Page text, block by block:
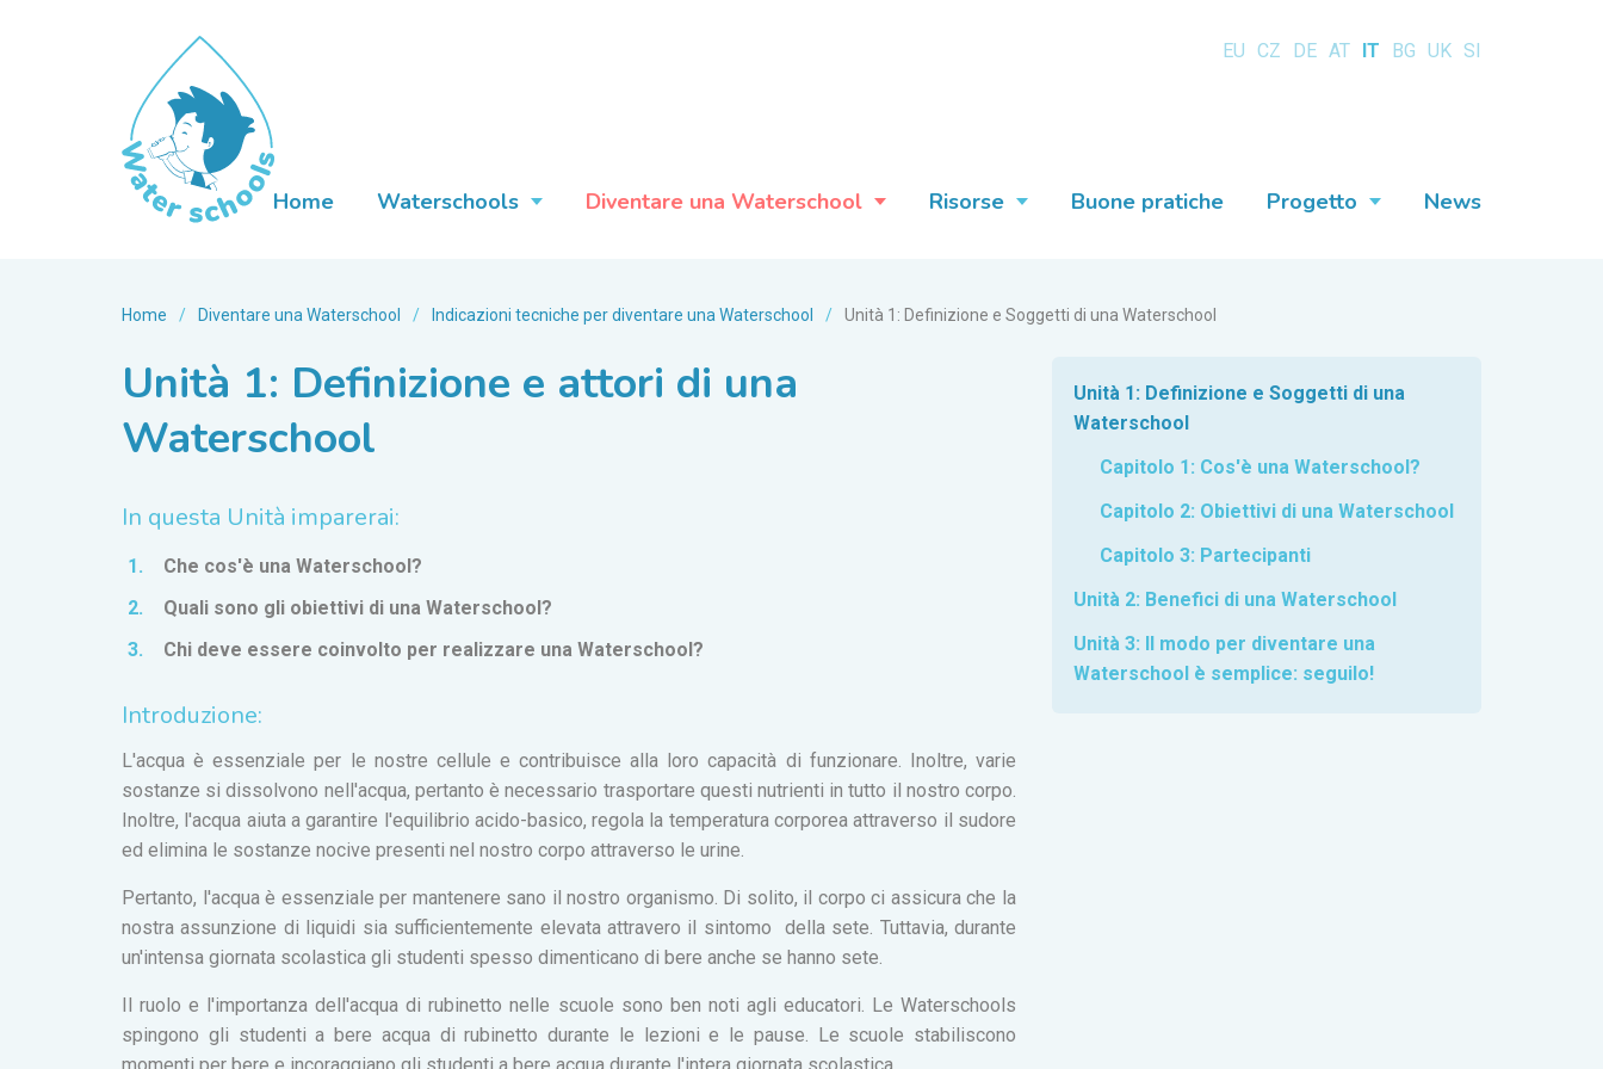
EU CZ DE AT IT BG UK SI
Home Waterschools Diventare una Waterschool Risorse Buone pratiche Progetto News
Home / Diventare una Waterschool / Indicazioni tecniche per diventare una Waterschool / Unità 1: Definizione e Soggetti di una Waterschool
Unità 1: Definizione e attori di una
Waterschool
In questa Unità imparerai:
Che cos'è una Waterschool?
Quali sono gli obiettivi di una Waterschool?
Chi deve essere coinvolto per realizzare una Waterschool?
Introduzione:
L'acqua è essenziale per le nostre cellule e contribuisce alla loro capacità di funzionare. Inoltre, varie
sostanze si dissolvono nell'acqua, pertanto è necessario trasportare questi nutrienti in tutto il nostro corpo.
Inoltre, l'acqua aiuta a garantire l'equilibrio acido-basico, regola la temperatura corporea attraverso il sudore
ed elimina le sostanze nocive presenti nel nostro corpo attraverso le urine.
Pertanto, l'acqua è essenziale per mantenere sano il nostro organismo. Di solito, il corpo ci assicura che la
nostra assunzione di liquidi sia sufficientemente elevata attravero il sintomo della sete. Tuttavia, durante
un'intensa giornata scolastica gli studenti spesso dimenticano di bere anche se hanno sete.
Il ruolo e l'importanza dell'acqua di rubinetto nelle scuole sono ben noti agli educatori. Le Waterschools
spingono gli studenti a bere acqua di rubinetto durante le lezioni e le pause. Le scuole stabiliscono
Unità 1: Definizione e Soggetti di una
Waterschool
Capitolo 1: Cos'è una Waterschool?
Capitolo 2: Obiettivi di una Waterschool
Capitolo 3: Partecipanti
Unità 2: Benefici di una Waterschool
Unità 3: Il modo per diventare una
Waterschool è semplice: seguilo!